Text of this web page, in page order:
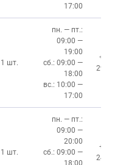
17:00
1 шт.
пн. — пт.:
09:00 —
19:00
сб.: 09:00 —
18:00
вс.: 10:00 —
17:00
+7 (391)
294-02-02
1 шт.
пн. — пт.:
09:00 —
20:00
сб.: 09:00 —
18:00
+7 (391)
243-83-01